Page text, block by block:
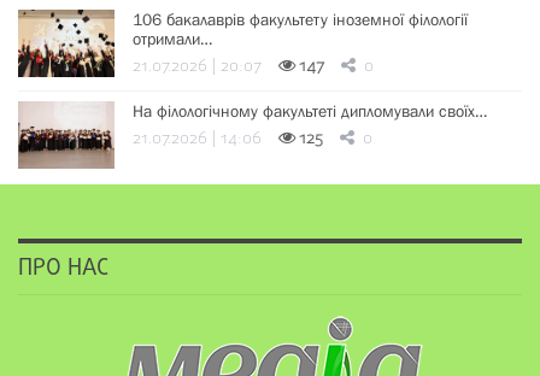
106 бакалаврів факультету іноземної філології
отримали…
21.07.2026 | 20:07 147 0
На філологічному факультеті дипломували своїх…
21.07.2026 | 14:06 125 0
ПРО НАС